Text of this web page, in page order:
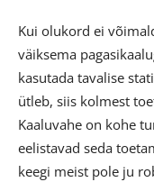
Kui olukord ei
väiksema
kasutada tavalise
ütleb, siis kolmest
Kaaluvahe on kohe
eelistavad seda
keegi meist pole ju